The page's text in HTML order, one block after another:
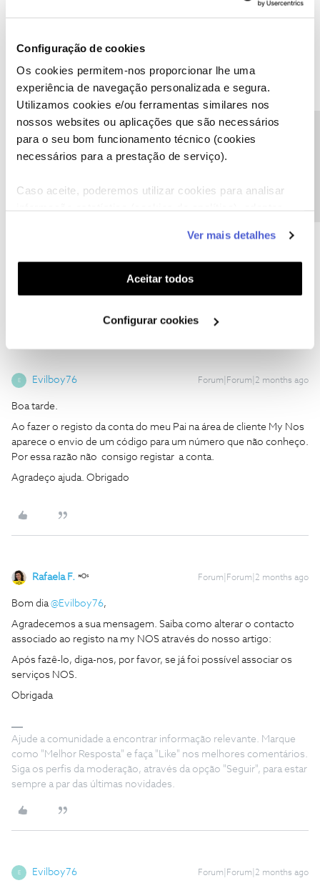
Configuração de cookies
Os cookies permitem-nos proporcionar lhe uma
experiência de navegação personalizada e segura.
Utilizamos cookies e/ou ferramentas similares nos
nossos websites ou aplicações que são necessários
para o seu bom funcionamento técnico (cookies
necessários para a prestação de serviço).
Caso aceite, poderemos utilizar cookies para analisar
funcionalidades (cookies de personalização e
funcionalidade) e adaptar anúncios aos seus interesses
(cookies de publicidade personalizada). Pode gerir a
utilização dos cookies clicando em "Configurar
Ver mais detalhes
Aceitar todos
Configurar cookies
Ana P. Forum|Forum|5 years ago
Conseguiu? Ficamos aguardar o seu feedback.
como "Melhor Resposta" e faça "Like" nos melhores comentários.
E Evilboy76 Forum|Forum|2 months ago
Boa tarde.
Ao fazer o registo da conta do meu Pai na área de cliente My Nos
aparece o envio de um código para um número que não conheço.
Por essa razão não consigo registar a conta.
Agradeço ajuda. Obrigado
Rafaela F. Forum|Forum|2 months ago
Bom dia ​@Evilboy76,
Agradecemos a sua mensagem. Saiba como alterar o contacto
associado ao registo na my NOS através do nosso artigo:
Após fazê-lo, diga-nos, por favor, se já foi possível associar os
serviços NOS.
Obrigada
Ajude a comunidade a encontrar informação relevante. Marque
como "Melhor Resposta" e faça "Like" nos melhores comentários.
Siga os perfis da moderação, através da opção "Seguir", para estar
sempre a par das últimas novidades.
E Evilboy76 Forum|Forum|2 months ago